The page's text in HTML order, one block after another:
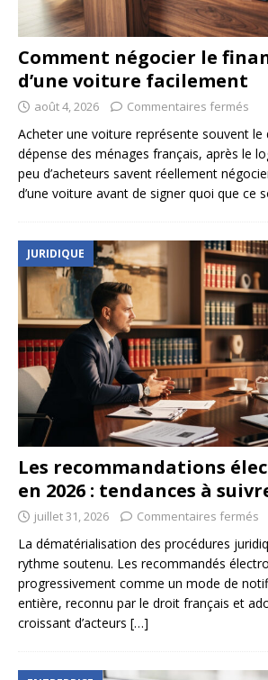
Comment négocier le
d’une voiture facilement
août 4, 2026 Commentaires fermés
Acheter une voiture représente souvent le
dépense des ménages français, après le
peu d’acheteurs savent réellement
d’une voiture avant de signer quoi que ce
JURIDIQUE
Les recommandations
en 2026 : tendances à
juillet 31, 2026 Commentaires fermés
La dématérialisation des procédures
rythme soutenu. Les recommandés
progressivement comme un mode de
entière, reconnu par le droit français et
croissant d’acteurs […]